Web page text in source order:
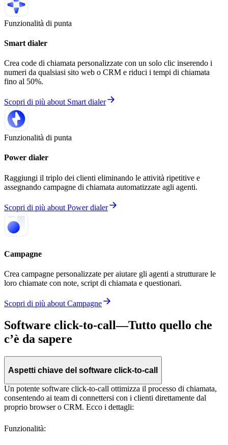
Funzionalità di punta
Smart dialer
Crea code di chiamata personalizzate con un solo clic inserendo i
numeri da qualsiasi sito web o CRM e riduci i tempi di chiamata
fino al 50%.
Scopri di più about Smart dialer
Funzionalità di punta
Power dialer
Raggiungi il triplo dei clienti eliminando le attività ripetitive e
assegnando campagne di chiamata automatizzate agli agenti.
Scopri di più about Power dialer
Campagne
Crea campagne personalizzate per aiutare gli agenti a strutturare le
loro chiamate con note, script di chiamata e questionari.
Scopri di più about Campagne
Software click-to-call—Tutto quello che
c’è da sapere
Aspetti chiave del software click-to-call
Un potente software click-to-call ottimizza il processo di chiamata,
consentendo ai team di connettersi con i clienti direttamente dal
proprio browser o CRM. Ecco i dettagli:
Funzionalità: